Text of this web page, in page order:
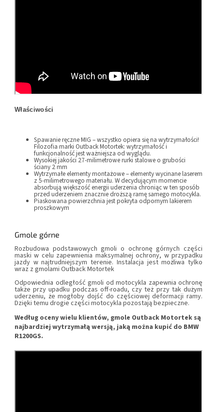
Właściwości
Spawanie ręczne MIG – wszystko opiera się na wytrzymałości!
Filozofia marki Outback Motortek: wytrzymałość i
funkcjonalność jest ważniejsza od wyglądu.
Wysokiej jakości 27-milimetrowe rurki stalowe o grubości
ściany 2 mm
Wytrzymałe elementy montażowe – elementy wycinane laserem
z 5-milimetrowego materiału. W decydującym momencie
absorbują większość energii uderzenia chroniąc w ten sposób
przed uderzeniem znacznie droższą ramę samego motocykla.
Piaskowana powierzchnia jest pokryta odpornym lakierem
proszkowym
Gmole górne
Rozbudowa podstawowych gmoli o ochronę górnych części
maski w celu zapewnienia maksymalnej ochrony, w przypadku
jazdy w najtrudniejszym terenie. Instalacja jest możliwa tylko
wraz z gmolami Outback Motortek
Odpowiednia odległość gmoli od motocykla zapewnia ochronę
także przy upadku podczas off-roadu, czy też przy tak dużym
uderzeniu, że mogłoby dojść do częściowej deformacji ramy.
Dzięki temu drogie części motocykla pozostają bezpieczne.
Według oceny wielu klientów, gmole Outback Motortek są
najbardziej wytrzymałą wersją, jaką można kupić do BMW
R1200GS.